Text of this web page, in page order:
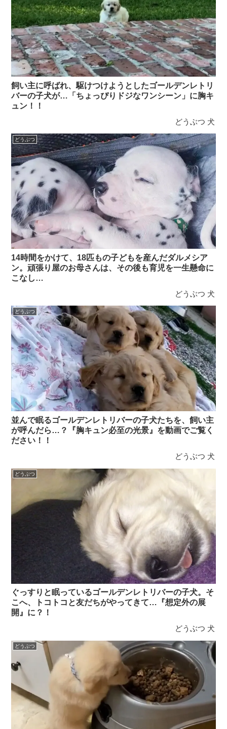
飼い主に呼ばれ、駆けつけようとしたゴールデンレトリ
バーの子犬が…「ちょっぴりドジなワンシーン」に胸キ
ュン！！
どうぶつ 犬
どうぶつ
14時間をかけて、18匹もの子どもを産んだダルメシア
ン。頑張り屋のお母さんは、その後も育児を一生懸命に
こなし…
どうぶつ 犬
どうぶつ
並んで眠るゴールデンレトリバーの子犬たちを、飼い主
が呼んだら…？『胸キュン必至の光景』を動画でご覧く
ださい！！
どうぶつ 犬
どうぶつ
ぐっすりと眠っているゴールデンレトリバーの子犬。そ
こへ、トコトコと友だちがやってきて…『想定外の展
開』に？！
どうぶつ 犬
どうぶつ